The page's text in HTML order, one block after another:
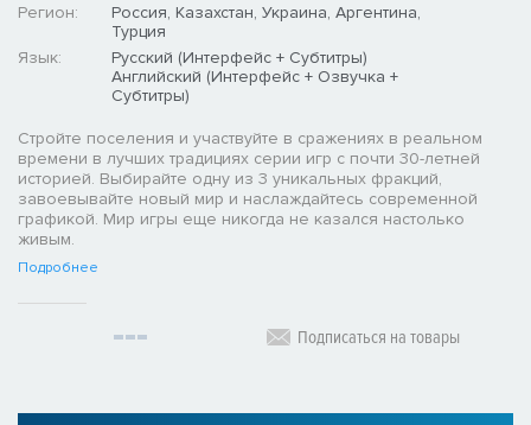
Регион:
Россия, Казахстан, Украина, Аргентина,
Турция
Язык:
Русский (Интерфейс + Субтитры)
Английский (Интерфейс + Озвучка +
Субтитры)
Стройте поселения и участвуйте в сражениях в реальном
времени в лучших традициях серии игр с почти 30-летней
историей. Выбирайте одну из 3 уникальных фракций,
завоевывайте новый мир и наслаждайтесь современной
графикой. Мир игры еще никогда не казался настолько
живым.
Подробнее
Подписаться на товары